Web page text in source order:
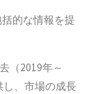
的な情報を提
（2019年～
し、市場の成長